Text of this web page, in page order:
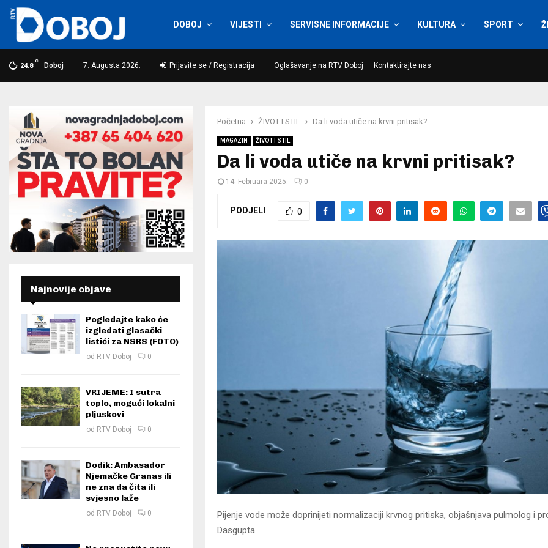
DOBOJ VIJESTI SERVISNE INFORMACIJE KULTURA SPORT
24.8
C
Doboj 7. Augusta 2026. Prijavite se / Registracija Oglašavanje na RTV Doboj Kontaktirajte nas
Početna ŽIVOT I STIL Da li voda utiče na krvni pritisak?
MAGAZIN ŽIVOT I STIL
Da li voda utiče na krvni pritisak?
14. Februara 2025. 0
PODJELI 0
Pijenje vode može doprinijeti normalizaciji krvnog pritiska, objašnjava pulmolog i
Dasgupta.
Najnovije objave
Pogledajte kako će
izgledati glasački
listići za NSRS (FOTO)
od RTV Doboj 0
VRIJEME: I sutra
toplo, mogući lokalni
pljuskovi
od RTV Doboj 0
Dodik: Ambasador
Njemačke Granas ili
ne zna da čita ili
svjesno laže
od RTV Doboj 0